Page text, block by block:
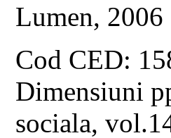
Lumen, 2006
Cod CED:
Dimensiuni
sociala,